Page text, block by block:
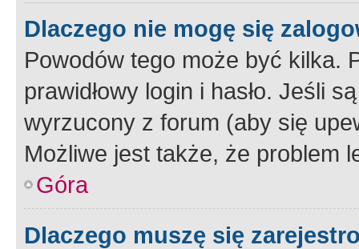
Dlaczego nie mogę się
Powodów tego może być kilka.
prawidłowy login i hasło. Jeśli
wyrzucony z forum (aby się
Możliwe jest także, że problem
Góra
Dlaczego muszę się